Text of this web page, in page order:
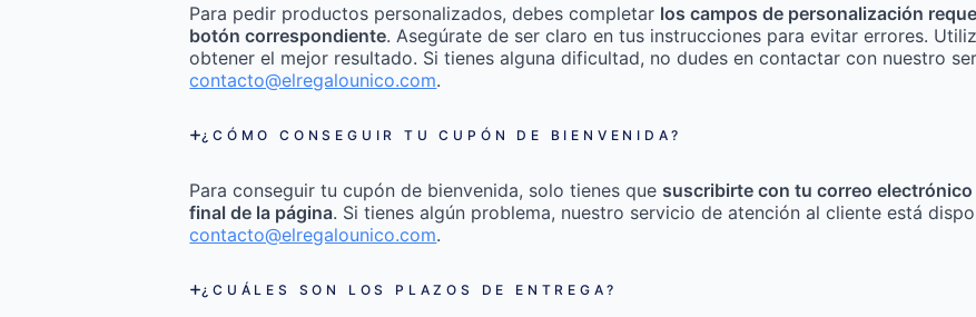
Para pedir productos personalizados, debes completar los campos de personalización
botón correspondiente. Asegúrate de ser claro en tus instrucciones para evitar errores.
obtener el mejor resultado. Si tienes alguna dificultad, no dudes en contactar con nuestro
contacto@elregalounico.com.
¿CÓMO CONSEGUIR TU CUPÓN DE BIENVENIDA?
Para conseguir tu cupón de bienvenida, solo tienes que suscribirte con tu correo
final de la página. Si tienes algún problema, nuestro servicio de atención al cliente está
contacto@elregalounico.com.
¿CUÁLES SON LOS PLAZOS DE ENTREGA?